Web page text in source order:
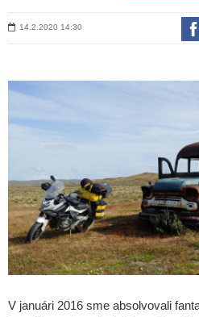
14.2.2020 14:30
V januári 2016 sme absolvovali